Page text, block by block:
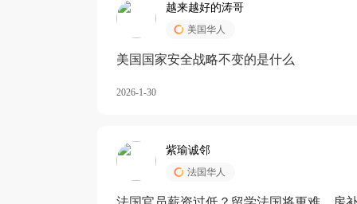
越来越好的涛哥
美国华人
美国国家安全战略不变的是什么
2026-1-30
紫瑜诚邻
法国华人